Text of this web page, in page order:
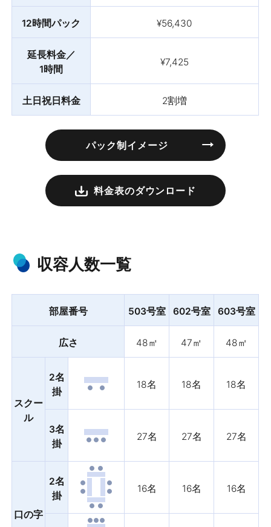
12時間パック ¥56,430
延長料金／
1時間
¥7,425
土日祝日料金 2割増
パック制イメージ
料金表のダウンロード
収容人数一覧
部屋番号 503号室 602号室 603号室
広さ 48㎡ 47㎡ 48㎡
スクー
ル
2名
掛
18名 18名 18名
3名
掛
27名 27名 27名
口の字
2名
掛
16名 16名 16名